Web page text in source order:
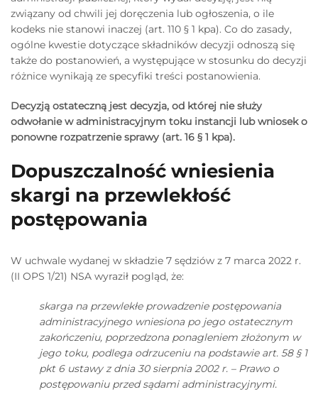
związany od chwili jej doręczenia lub ogłoszenia, o ile
kodeks nie stanowi inaczej (art. 110 § 1 kpa). Co do zasady,
ogólne kwestie dotyczące składników decyzji odnoszą się
także do postanowień, a występujące w stosunku do decyzji
różnice wynikają ze specyfiki treści postanowienia.
Decyzją ostateczną jest decyzja, od której nie służy
odwołanie w administracyjnym toku instancji lub wniosek o
ponowne rozpatrzenie sprawy (art. 16 § 1 kpa).
Dopuszczalność wniesienia
skargi na przewlekłość
postępowania
W uchwale wydanej w składzie 7 sędziów z 7 marca 2022 r.
(II OPS 1/21) NSA wyraził pogląd, że:
skarga na przewlekłe prowadzenie postępowania
administracyjnego wniesiona po jego ostatecznym
zakończeniu, poprzedzona ponagleniem złożonym w
jego toku, podlega odrzuceniu na podstawie art. 58 § 1
pkt 6 ustawy z dnia 30 sierpnia 2002 r. – Prawo o
postępowaniu przed sądami administracyjnymi.